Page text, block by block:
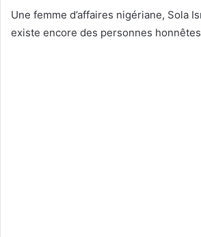
Une femme d’affaires nigériane, Sola
existe encore des personnes